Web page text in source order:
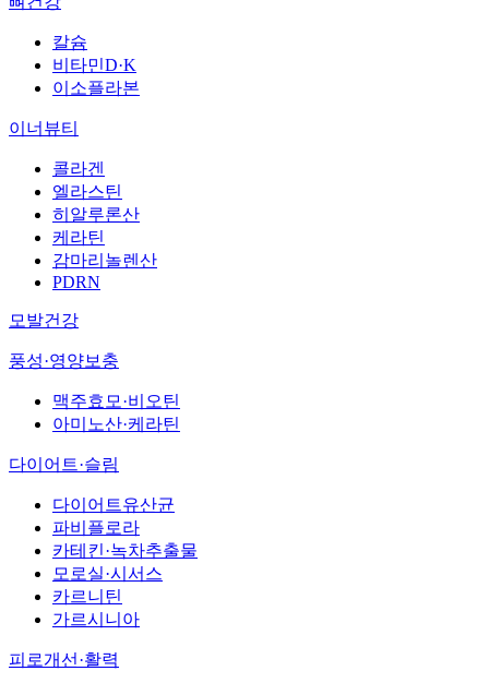
칼슘
비타민D·K
이소플라본
이너뷰티
콜라겐
엘라스틴
히알루론산
케라틴
감마리놀렌산
PDRN
모발건강
풍성·영양보충
맥주효모·비오틴
아미노산·케라틴
다이어트·슬림
다이어트유산균
파비플로라
카테킨·녹차추출물
모로실·시서스
카르니틴
가르시니아
피로개선·활력